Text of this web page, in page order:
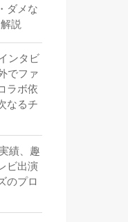
ダメな
説
ンタビ
でファ
ラボ依
なるチ
績、趣
ビ出演
のプロ